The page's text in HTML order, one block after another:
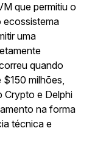
que permitiu o
ecossistema
uma
quando
milhões,
Crypto e Delphi
na forma
técnica e